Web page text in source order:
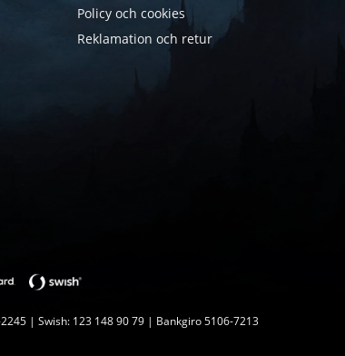
Policy och cookies
Reklamation och retur
| Swish: 123 148 90 79 | Bankgiro 5106-7213